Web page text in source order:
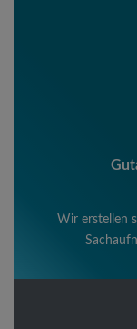
Wir erstellen